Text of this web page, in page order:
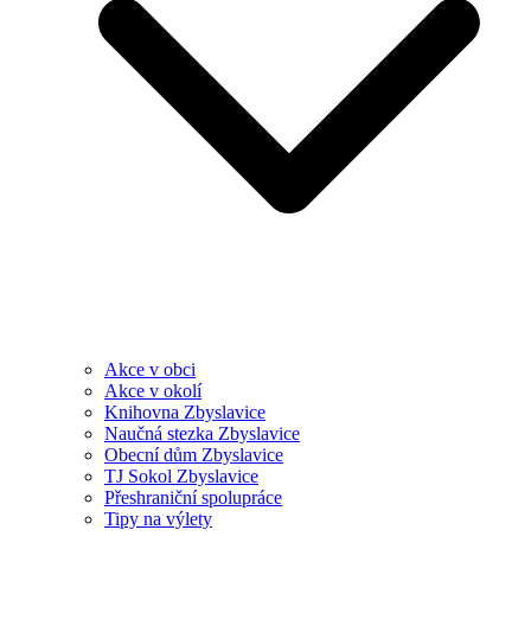
Akce v obci
Akce v okolí
Knihovna Zbyslavice
Naučná stezka Zbyslavice
Obecní dům Zbyslavice
TJ Sokol Zbyslavice
Přeshraniční spolupráce
Tipy na výlety